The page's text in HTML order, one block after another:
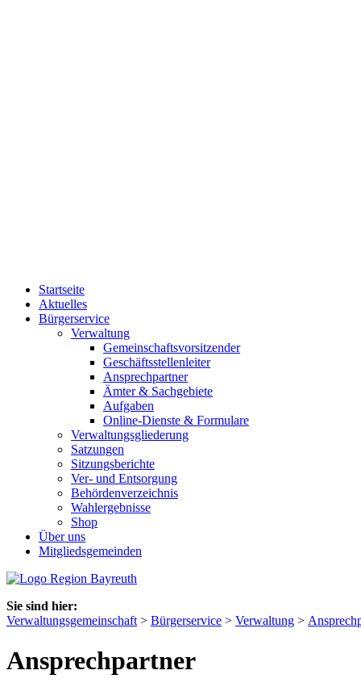
Startseite
Aktuelles
Bürgerservice
Verwaltung
Gemeinschaftsvorsitzender
Geschäftsstellenleiter
Ansprechpartner
Ämter & Sachgebiete
Aufgaben
Online-Dienste & Formulare
Verwaltungsgliederung
Satzungen
Sitzungsberichte
Ver- und Entsorgung
Behördenverzeichnis
Wahlergebnisse
Shop
Über uns
Mitgliedsgemeinden
Sie sind hier:
Verwaltungsgemeinschaft > Bürgerservice > Verwaltung >
Ansprechpartner